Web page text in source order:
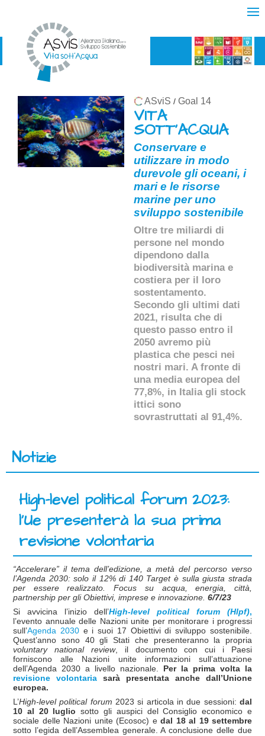
ASviS / Goal 14
VITA
SOTT'ACQUA
Conservare e
utilizzare in modo
durevole gli oceani, i
mari e le risorse
marine per uno
sviluppo sostenibile
Oltre tre miliardi di
persone nel mondo
dipendono dalla
biodiversità marina e
costiera per il loro
sostentamento.
Secondo gli ultimi dati
2021, risulta che di
questo passo entro il
2050 avremo più
plastica che pesci nei
nostri mari. A fronte di
una media europea del
77,8%, in Italia gli stock
ittici sono
sovrastruttati al 91,4%.
Notizie
High-level political forum 2023:
l’Ue presenterà la sua prima
revisione volontaria
“Accelerare” il tema dell’edizione, a metà del percorso verso
l’Agenda 2030: solo il 12% di 140 Target è sulla giusta strada
per essere realizzato. Focus su acqua, energia, città,
partnership per gli Obiettivi, imprese e innovazione. 6/7/23
Si avvicina l’inizio dell’High-level political forum (Hlpf),
l’evento annuale delle Nazioni unite per monitorare i progressi
sull’Agenda 2030e i suoi 17 Obiettivi di sviluppo sostenibile.
Quest’anno sono 40 gli Stati che presenteranno la propria
voluntary national review, il documento con cui i Paesi
forniscono alle Nazioni unite informazioni sull’attuazione
dell’Agenda 2030 a livello nazionale. Per la prima volta la
revisione volontaria sarà presentata anche dall’Unione
europea.
L’High-level political forum 2023 si articola in due sessioni: dal
10 al 20 luglio sotto gli auspici del Consiglio economico e
sociale delle Nazioni unite (Ecosoc) e dal 18 al 19 settembre
sotto l’egida dell’Assemblea generale. A conclusione delle due